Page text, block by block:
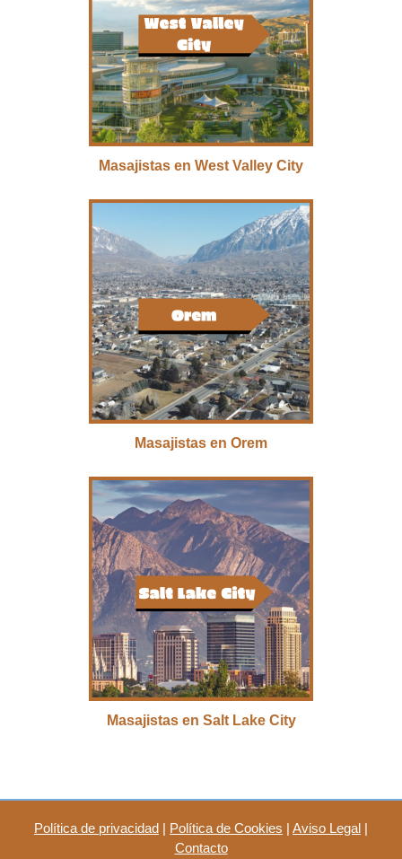
Masajistas en West Valley City
Masajistas en Orem
Masajistas en Salt Lake City
Política de privacidad | Política de Cookies | Aviso Legal |
Contacto